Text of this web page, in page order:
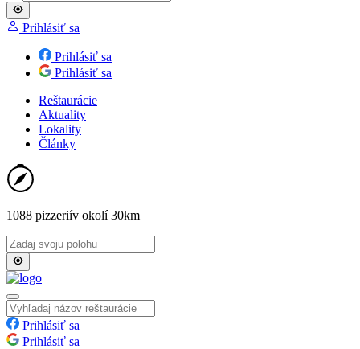
Prihlásiť sa
Prihlásiť sa
Prihlásiť sa
Reštaurácie
Aktuality
Lokality
Články
1088 pizzeriív okolí 30km
Prihlásiť sa
Prihlásiť sa